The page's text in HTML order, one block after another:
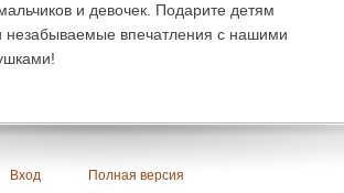
и девочек. Подарите детям
незабываемые впечатления с нашими
Вход Полная версия